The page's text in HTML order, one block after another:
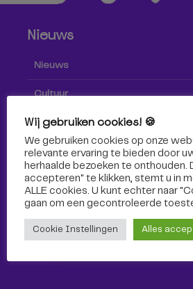
Nieuws
Nieuws
Cultuur
Sport
Wij gebruiken cookies! 🍪
We gebruiken cookies op onze
relevante ervaring te bieden door
herhaalde bezoeken te onthouden.
accepteren" te klikken, stemt u in
ALLE cookies. U kunt echter naar
gaan om een ​​gecontroleerde
Cookie Instellingen Alles